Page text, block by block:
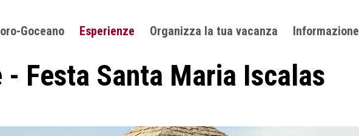
Goceano Esperienze Organizza la tua vacanza Informazione
- Festa Santa Maria Iscalas